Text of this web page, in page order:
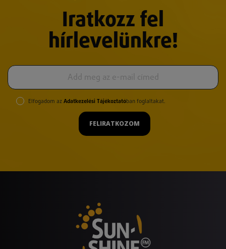
Iratkozz fel
hírlevelünkre!
Elfogadom az Adatkezelési Tájékoztatóban foglaltakat.
FELIRATKOZOM